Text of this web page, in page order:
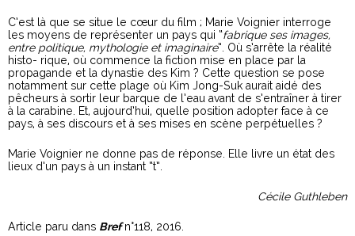
C’est là que se situe le cœur du film ; Marie Voignier interroge
les moyens de représenter un pays qui “fabrique ses images,
entre politique, mythologie et imaginaire”. Où s’arrête la réalité
histo- rique, où commence la fiction mise en place par la
propagande et la dynastie des Kim ? Cette question se pose
notamment sur cette plage où Kim Jong-Suk aurait aidé des
pêcheurs à sortir leur barque de l’eau avant de s’entraîner à tirer
à la carabine. Et, aujourd’hui, quelle position adopter face à ce
pays, à ses discours et à ses mises en scène perpétuelles ?
Marie Voignier ne donne pas de réponse. Elle livre un état des
lieux d’un pays à un instant “t”.
Cécile Guthleben
Article paru dans Brefn°118, 2016.